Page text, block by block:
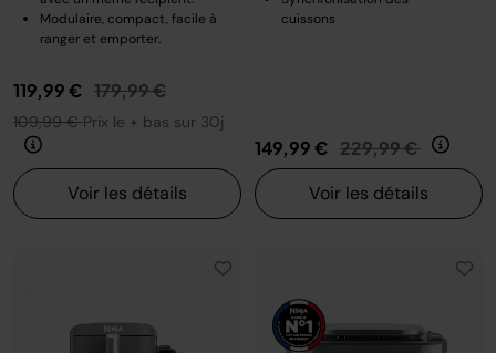
Modulaire, compact, facile à
ranger et emporter.
119,99 € Prix réduit de
179,99 €au
109,99 €Prix le + bas sur 30j
Voir les détails
cuissons
149,99 € Prix réduit de
229,99 € au
Voir les détails